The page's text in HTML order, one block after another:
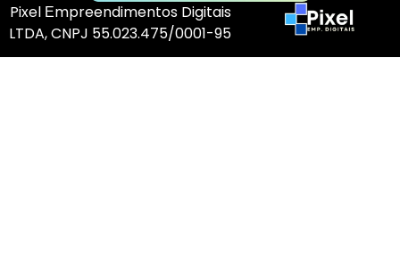
Pixel Еmpreendimentos Digitais
LTDA, CNPJ 55.023.475/0001-95